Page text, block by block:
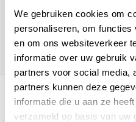
We gebruiken cookies om
personaliseren, om
en om ons websiteverkeer
informatie over uw gebruik
partners voor social media,
partners kunnen deze
informatie die u aan ze
verzameld op basis van uw
157 klanten geven een
Recent bekeken